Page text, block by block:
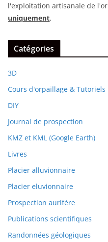
l'exploitation artisanale de l'or
uniquement.
Catégories
3D
Cours d'orpaillage & Tutoriels
DIY
Journal de prospection
KMZ et KML (Google Earth)
Livres
Placier alluvionnaire
Placier eluvionnaire
Prospection aurifère
Publications scientifiques
Randonnées géologiques